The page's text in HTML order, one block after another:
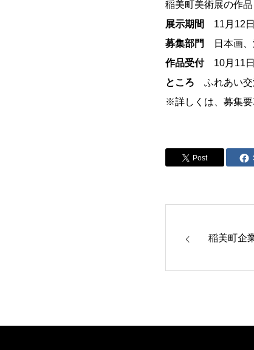
稲美町美術展の作品
展示期間
11月12
募集部門
日本画、
作品受付10月11日
ところ ふれあい
※詳しくは、募集要
Post
稲美町企